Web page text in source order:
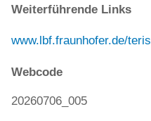
Weiterführende Links
www.lbf.fraunhofer.de/teris
Webcode
20260706_005